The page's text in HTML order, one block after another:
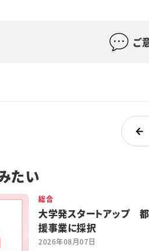
ご
たい
総合
大学発スタートアップ
援事業に採択
2026年08月07日